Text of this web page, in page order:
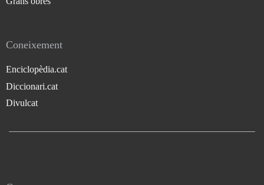
Coneixement
Enciclopèdia.cat
Diccionari.cat
Divulcat